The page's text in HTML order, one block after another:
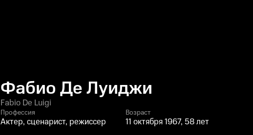
Фабио Де Луиджи
Fabio De Luigi
Профессия
Актер, сценарист, режиссер
Возраст
11 октября 1967, 58 лет